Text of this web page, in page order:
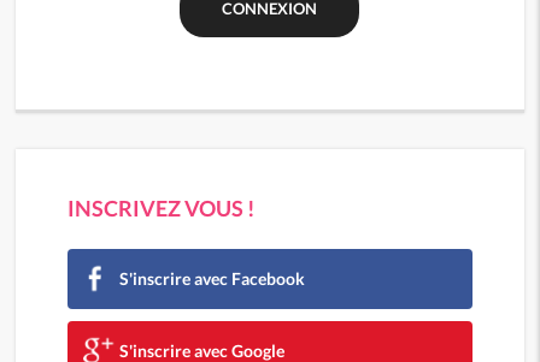
INSCRIVEZ VOUS !
S'inscrire avec Facebook
S'inscrire avec Google